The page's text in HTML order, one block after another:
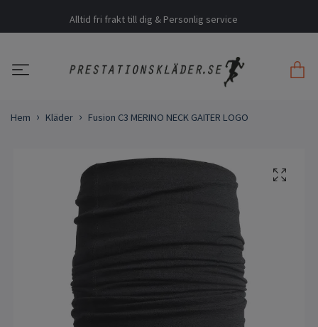
Alltid fri frakt till dig & Personlig service
Hem Kläder Fusion C3 MERINO NECK GAITER LOGO